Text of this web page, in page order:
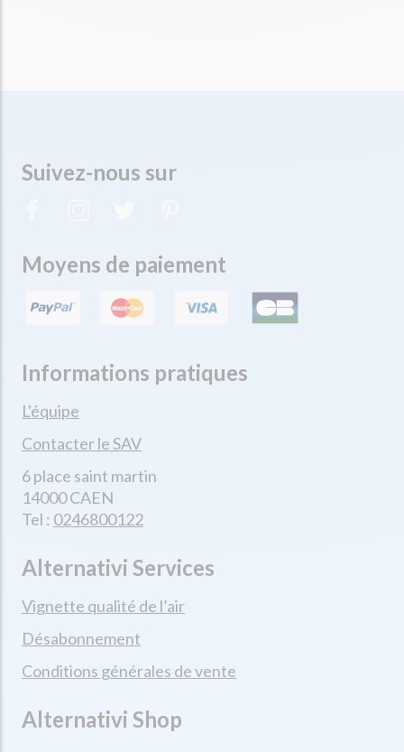
Suivez-nous sur
Moyens de paiement
Informations pratiques
L'équipe
Contacter le SAV
6 place saint martin
14000 CAEN
Tel : 0246800122
Alternativi Services
Vignette qualité de l’air
Désabonnement
Conditions générales de vente
Alternativi Shop